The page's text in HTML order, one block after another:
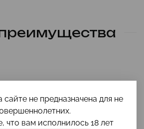
не предназначена для не
что вам исполнилось 18 лет